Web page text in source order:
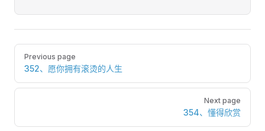
Pager
Previous page
352、愿你拥有滚烫的人生
Next page
354、懂得欣赏